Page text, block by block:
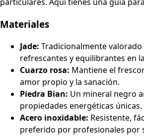
Materiales
Jade: Tradicionalmente
refrescantes y equilibrantes en
Cuarzo rosa: Mantiene el
amor propio y la sanación.
Piedra Bian: Un mineral negro
propiedades energéticas únicas.
Acero inoxidable: Resistente,
preferido por profesionales por